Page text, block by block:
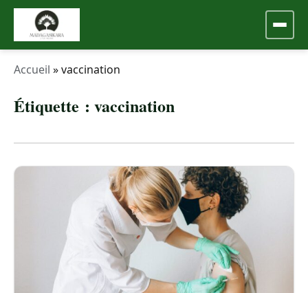
Accueil »vaccination
Étiquette : vaccination